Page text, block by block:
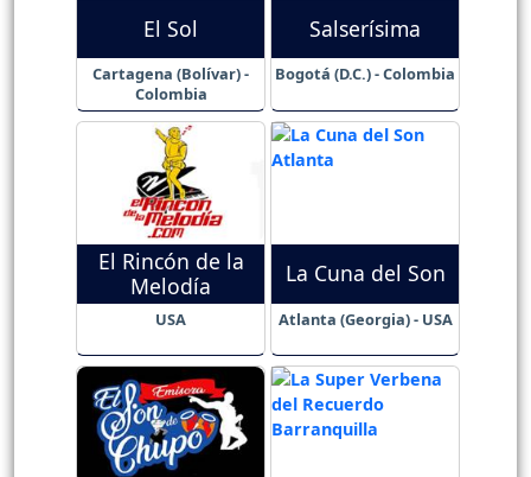
El Sol
Cartagena (Bolívar) -
Colombia
Salserísima
Bogotá (D.C.) - Colombia
El Rincón de la
Melodía
USA
La Cuna del Son
Atlanta (Georgia) - USA